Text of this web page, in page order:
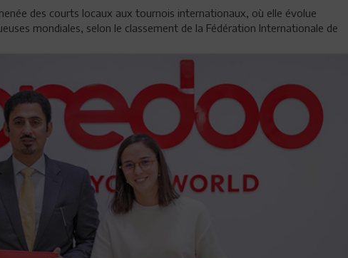
des courts locaux aux tournois internationaux, où elle évolue
mondiales, selon le classement de la Fédération Internationale de